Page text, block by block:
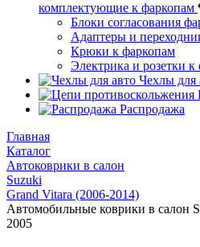
комплектующие к фаркопам
Блоки согласования
Адаптеры и
Крюки к фаркопам
Электрика и розетки к
Чехлы для
Распродажа
Главная
Каталог
Автоковрики в салон
Suzuki
Grand Vitara (2006-2014)
Автомобильные коврики в салон
2005